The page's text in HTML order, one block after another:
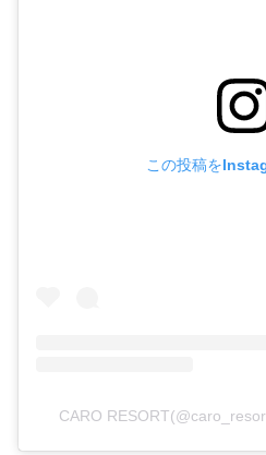
この投稿を
CARO